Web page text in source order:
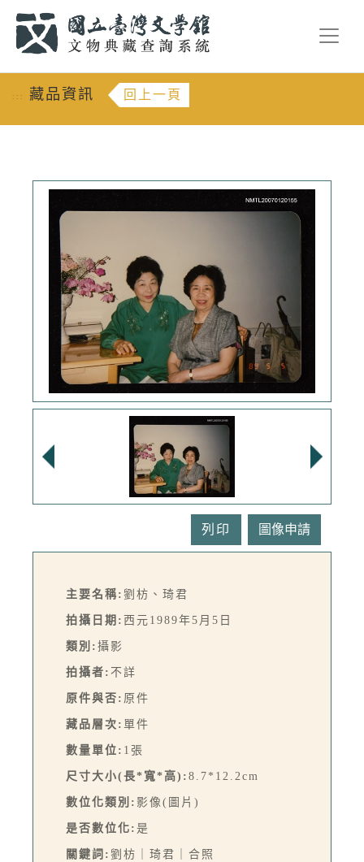
::: 藏品資訊 回上一頁
列印
主要名稱: 劉枋、琦君
拍攝日期: 西元1989年5月5日
類別: 攝影
拍攝者: 不詳
原件與否: 原件
藏品層次: 單件
數量單位: 1張
尺寸大小(長*寬*高): 8.7*12.2cm
數位化類別: 影像(圖片)
是否數位化: 是
關鍵詞: 劉枋｜琦君｜合照